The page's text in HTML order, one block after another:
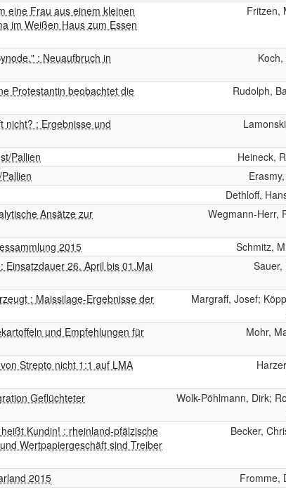
eine Frau aus einem kleinen
im Weißen Haus zum Essen
Fritzen,
: Neuaufbruch in
Protestantin beobachtet die
Rudolph,
nicht? : Ergebnisse und
Pallien Heineck,
Dethloff,
Ansätze zur
Wegmann-Herr,
2015 Schmitz,
26. April bis 01.Mai
Sauer,
: Maissilage-Ergebnisse der
Margraff, Josef;
und Empfehlungen für
Mohr,
Strepto nicht 1:1 auf LMA
Geflüchteter
Wolk-Pöhlmann, Dirk;
Kundin! : rheinland-pfälzische
Wertpapiergeschäft sind Treiber
Becker,
2015 Fromme,